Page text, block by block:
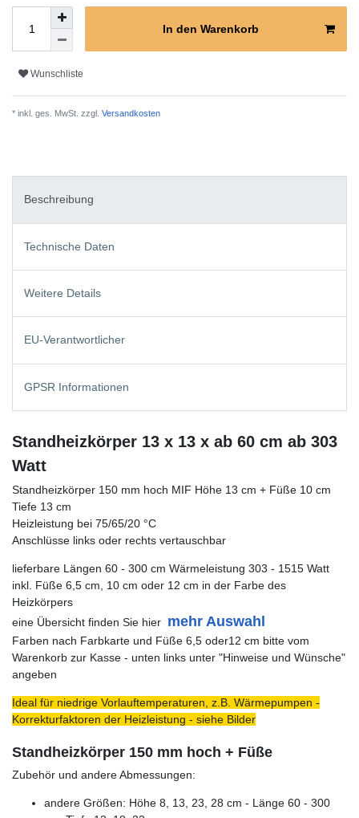
In den Warenkorb
Wunschliste
* inkl. ges. MwSt. zzgl. Versandkosten
Beschreibung
Technische Daten
Weitere Details
EU-Verantwortlicher
GPSR Informationen
Standheizkörper 13 x 13 x ab 60 cm ab 303
Watt
Standheizkörper 150 mm hoch MIF Höhe 13 cm + Füße 10 cm
Tiefe 13 cm
Heizleistung bei 75/65/20 °C
Anschlüsse links oder rechts vertauschbar
lieferbare Längen 60 - 300 cm Wärmeleistung 303 - 1515 Watt
inkl. Füße 6,5 cm, 10 cm oder 12 cm in der Farbe des
Heizkörpers
eine Übersicht finden Sie hier mehr Auswahl
Farben nach Farbkarte und Füße 6,5 oder12 cm bitte vom
Warenkorb zur Kasse - unten links unter "Hinweise und Wünsche"
angeben
Ideal für niedrige Vorlauftemperaturen, z.B. Wärmepumpen -
Korrekturfaktoren der Heizleistung - siehe Bilder
Standheizkörper 150 mm hoch + Füße
Zubehör und andere Abmessungen:
andere Größen: Höhe 8, 13, 23, 28 cm - Länge 60 - 300